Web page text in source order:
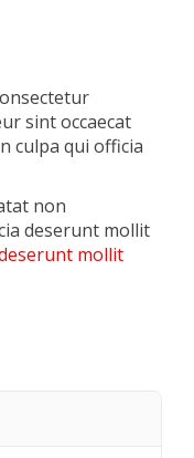
sint occaecat
culpa qui officia
non
deserunt mollit
mollit